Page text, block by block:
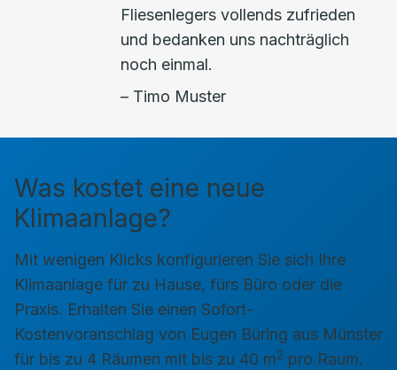
Fliesenlegers vollends zufrieden
und bedanken uns nachträglich
noch einmal.
– Timo Muster
Was kostet eine neue
Klimaanlage?
Mit wenigen Klicks konfigurieren Sie sich Ihre
Klimaanlage für zu Hause, fürs Büro oder die
Praxis. Erhalten Sie einen Sofort-
Kostenvoranschlag von Eugen Büring aus Münster
für bis zu 4 Räumen mit bis zu 40 m2 pro Raum.